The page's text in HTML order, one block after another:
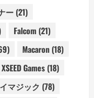
ー (21)
Falcom (21)
Macaron (18)
XSEED Games (18)
マジック (78)